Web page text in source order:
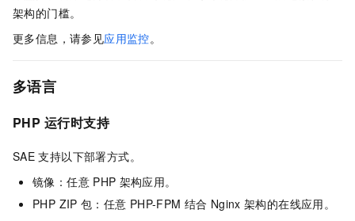
架构的门槛。
更多信息，请参见应用监控。
多语言
PHP 运行时支持
SAE 支持以下部署方式。
镜像：任意 PHP 架构应用。
PHP ZIP 包：任意 PHP-FPM 结合 Nginx 架构的在线应用。